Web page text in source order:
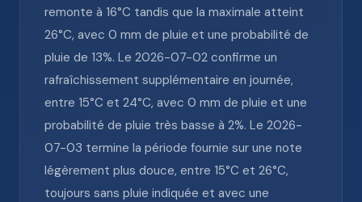
remonte à 16°C tandis que la maximale atteint
26°C, avec 0 mm de pluie et une probabilité de
pluie de 13%. Le 2026-07-02 confirme un
rafraîchissement supplémentaire en journée,
entre 15°C et 24°C, avec 0 mm de pluie et une
probabilité de pluie très basse à 2%. Le 2026-
07-03 termine la période fournie sur une note
légèrement plus douce, entre 15°C et 26°C,
toujours sans pluie indiquée et avec une